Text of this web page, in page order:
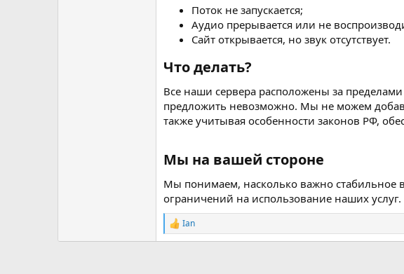
Поток не запускается;
Аудио прерывается или не
Сайт открывается, но звук отсутствует.
Что делать?​
Все наши сервера расположены за
предложить невозможно. Мы не можем
также учитывая особенности законов РФ,
Мы на вашей стороне​
Мы понимаем, насколько важно стабильное
ограничений на использование наших услуг.
Р
е
Ian